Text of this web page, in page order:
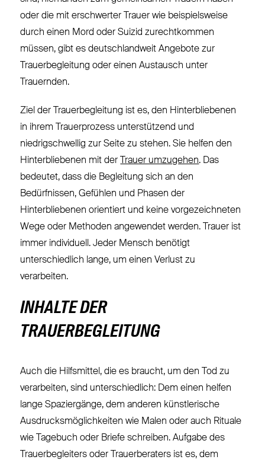
oder die mit erschwerter Trauer wie beispielsweise
durch einen Mord oder Suizid zurechtkommen
müssen, gibt es deutschlandweit Angebote zur
Trauerbegleitung oder einen Austausch unter
Trauernden.
Ziel der Trauerbegleitung ist es, den Hinterbliebenen
in ihrem Trauerprozess unterstützend und
niedrigschwellig zur Seite zu stehen. Sie helfen den
Hinterbliebenen mit der Trauer umzugehen. Das
bedeutet, dass die Begleitung sich an den
Bedürfnissen, Gefühlen und Phasen der
Hinterbliebenen orientiert und keine vorgezeichneten
Wege oder Methoden angewendet werden. Trauer ist
immer individuell. Jeder Mensch benötigt
unterschiedlich lange, um einen Verlust zu
verarbeiten.
INHALTE DER
TRAUERBEGLEITUNG
Auch die Hilfsmittel, die es braucht, um den Tod zu
verarbeiten, sind unterschiedlich: Dem einen helfen
lange Spaziergänge, dem anderen künstlerische
Ausdrucksmöglichkeiten wie Malen oder auch Rituale
wie Tagebuch oder Briefe schreiben. Aufgabe des
Trauerbegleiters oder Trauerberaters ist es, dem